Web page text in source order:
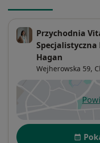
Przychodnia
Hagan
Wejherowska 59,
Dostępność